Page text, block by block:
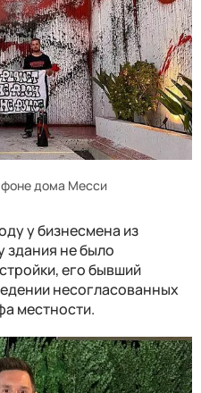
дома Месси
у бизнесмена из
здания не было
его бывший
несогласованных
местности.